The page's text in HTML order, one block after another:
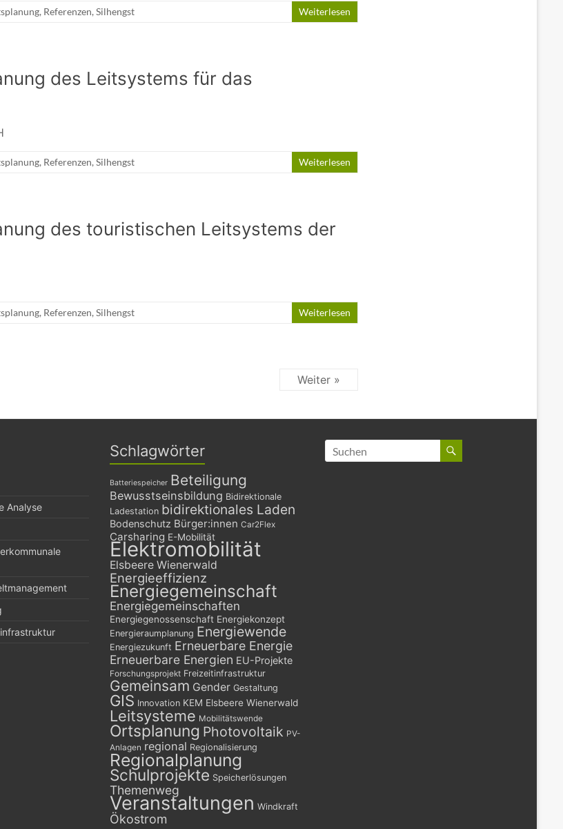
, Referenzen, Silhengst Weiterlesen
des Leitsystems für das
, Referenzen, Silhengst Weiterlesen
des touristischen Leitsystems der
, Referenzen, Silhengst Weiterlesen
Weiter »
Analyse
Schlagwörter
Batteriespeicher Beteiligung
Bewusstseinsbildung Bidirektionale
Ladestation bidirektionales Laden
Bodenschutz Bürger:innen Car2Flex
Carsharing E-Mobilität
Elektromobilität
Elsbeere Wienerwald
Energieeffizienz
Energiegemeinschaft
Energiegemeinschaften
Energiegenossenschaft Energiekonzept
Energieraumplanung Energiewende
Energiezukunft Erneuerbare Energie
Erneuerbare Energien EU-Projekte
Forschungsprojekt Freizeitinfrastruktur
Gemeinsam Gender Gestaltung
GIS Innovation KEM Elsbeere Wienerwald
Leitsysteme Mobilitätswende
Ortsplanung Photovoltaik PV-
Anlagen regional Regionalisierung
Regionalplanung
Schulprojekte Speicherlösungen
Themenweg
Veranstaltungen Windkraft
Ökostrom